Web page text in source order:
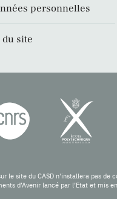
personnelles
du site
le site du CASD n'installera pas de
d’Avenir lancé par l’Etat et mis